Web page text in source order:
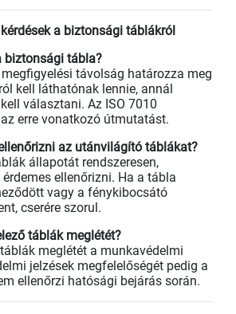
a biztonsági táblákról
biztonsági tábla?
távolság határozza meg
kell láthatónak lennie, annál
választani. Az ISO 7010
erre vonatkozó útmutatást.
az utánvilágító táblákat?
állapotát rendszeresen,
ellenőrizni. Ha a tábla
vagy a fénykibocsátó
cserére szorul.
táblák meglétét?
meglétét a munkavédelmi
jelzések megfelelőségét pedig a
ellenőrzi hatósági bejárás során.